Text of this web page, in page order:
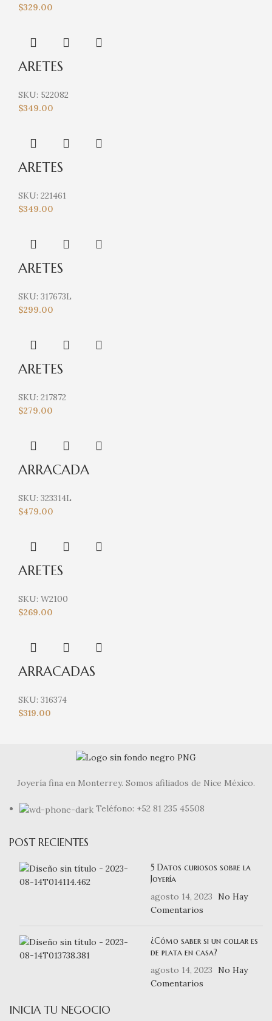
$329.00
ARETES
SKU: 522082
$349.00
ARETES
SKU: 221461
$349.00
ARETES
SKU: 317673L
$299.00
ARETES
SKU: 217872
$279.00
ARRACADA
SKU: 323314L
$479.00
ARETES
SKU: W2100
$269.00
ARRACADAS
SKU: 316374
$319.00
Joyería fina en Monterrey. Somos afiliados de Nice México.
Teléfono: +52 81 235 45508
POST RECIENTES
5 Datos curiosos sobre la
Joyería
agosto 14, 2023
No Hay
Comentarios
¿Cómo saber si un collar es
de plata en casa?
agosto 14, 2023
No Hay
Comentarios
INICIA TU NEGOCIO